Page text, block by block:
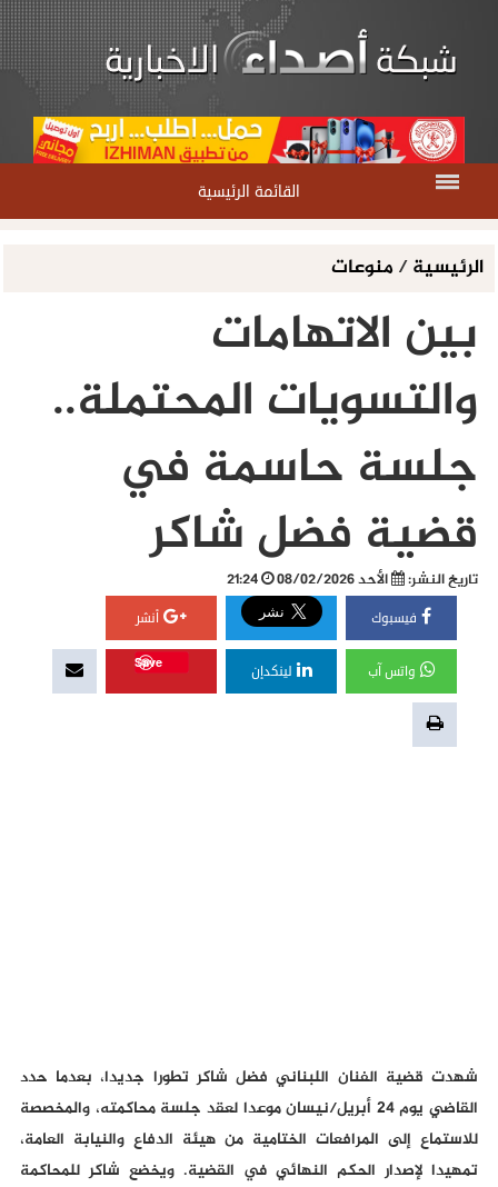
القائمة الرئيسية
الرئيسية/ منوعات
بين الاتهامات
والتسويات المحتملة..
جلسة حاسمة في
قضية فضل شاكر
تاريخ النشر: الأحد 08/02/2026
فيسبوك أنشر
واتس آب لينكدإن
Save
شهدت قضية الفنان اللبناني فضل شاكر تطورا جديدا، بعدما حدد
القاضي يوم 24 أبريل/نيسان موعدا لعقد جلسة محاكمته، والمخصصة
للاستماع إلى المرافعات الختامية من هيئة الدفاع والنيابة العامة،
تمهيدا لإصدار الحكم النهائي في القضية. ويخضع شاكر للمحاكمة